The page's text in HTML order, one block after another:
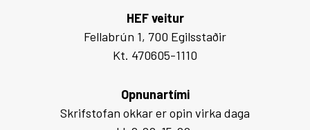
HEF veitur
Fellabrún 1, 700 Egilsstaðir
Kt. 470605-1110
Opnunartími
Skrifstofan okkar er opin virka daga